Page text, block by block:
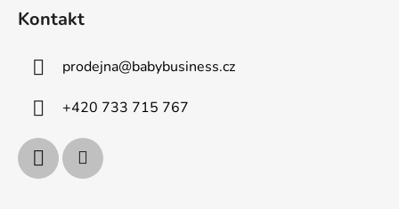
Kontakt
prodejna@babybusiness.cz
+420 733 715 767